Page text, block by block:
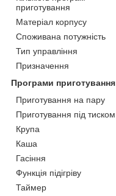
приготування
Матеріал корпусу
Споживана потужність
Тип управління
Призначення
Програми приготування
Приготування на пару
Приготування під тиском
Крупа
Каша
Гасіння
Функція підігріву
Таймер